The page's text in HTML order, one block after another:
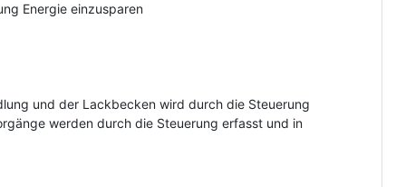
Energie einzusparen
und der Lackbecken wird durch die Steuerung
werden durch die Steuerung erfasst und in